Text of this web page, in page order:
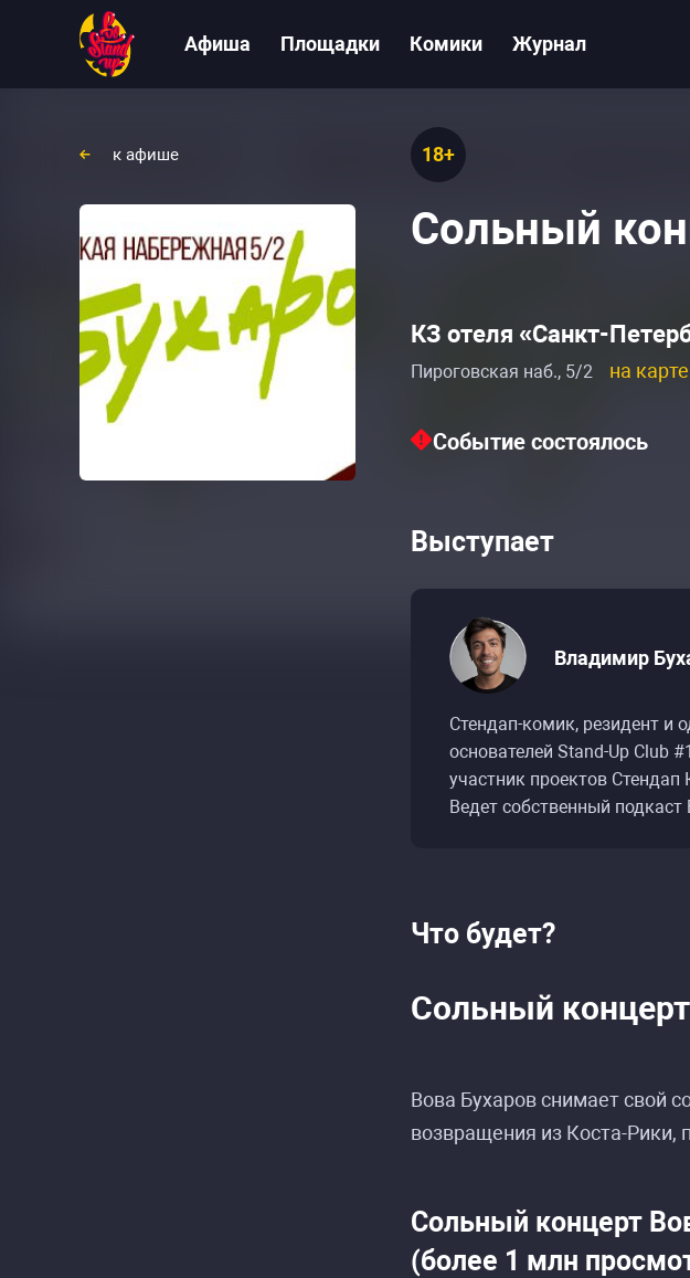
Афиша Площадки Комики Журнал
к афише 18+
Сольный
КЗ отеля «Санкт-
Пироговская наб., 5/2 на карте
Событие состоялось
Выступает
Владимир
Стендап-комик, резидент и
основателей Stand-Up Club
участник проектов Стендап
Ведет собственный подкаст
Что будет?
Сольный
Вова Бухаров снимает свой
возвращения из Коста-Рики,
Сольный концерт
(более 1 млн